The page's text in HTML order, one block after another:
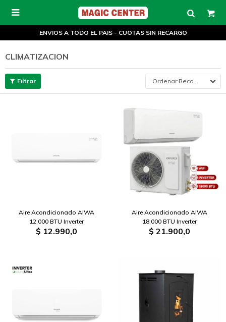

ENVIOS A TODO EL PAIS - CUOTAS SIN RECARGO
CLIMATIZACION
Recomendados
Aire Acondicionado AIWA
12.000 BTU Inverter
$ 12.990,0
Aire Acondicionado AIWA
18.000 BTU Inverter
$ 21.900,0